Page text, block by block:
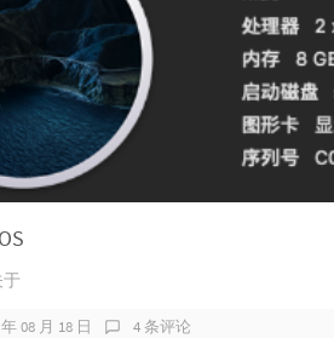
08 月 18 日 4 条评论